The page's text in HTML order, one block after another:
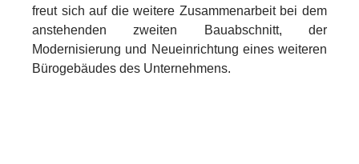
freut sich auf die weitere Zusammenarbeit bei dem
anstehenden zweiten Bauabschnitt, der
Modernisierung und Neueinrichtung eines weiteren
Bürogebäudes des Unternehmens.